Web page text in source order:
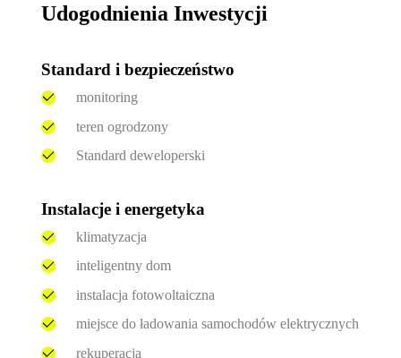
Udogodnienia Inwestycji
Standard i bezpieczeństwo
monitoring
teren ogrodzony
Standard deweloperski
Instalacje i energetyka
klimatyzacja
inteligentny dom
instalacja fotowoltaiczna
miejsce do ładowania samochodów elektrycznych
rekuperacja